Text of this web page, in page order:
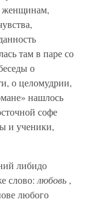
женщинам,
там в паре со
о
о целомудрии,
нашлось
софе
и ученики,
либидо
слово: любовь ,
любого